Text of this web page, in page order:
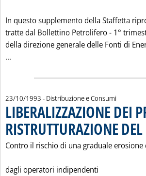
In questo supplemento della Staffetta
tratte dal Bollettino Petrolifero - 1°
della direzione generale delle Fonti di
...
23/10/1993 - Distribuzione e Consumi
LIBERALIZZAZIONE DEI
RISTRUTTURAZIONE
Contro il rischio di una graduale erosione
dagli operatori indipendenti